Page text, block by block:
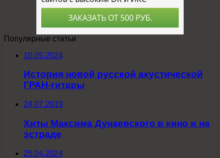
Популярные статьи
10.05.2024
История новой русской акустической
ГРАН-гитары
24.07.2019
Хиты Максима Дунаевского в кино и на
эстраде
25.04.2024